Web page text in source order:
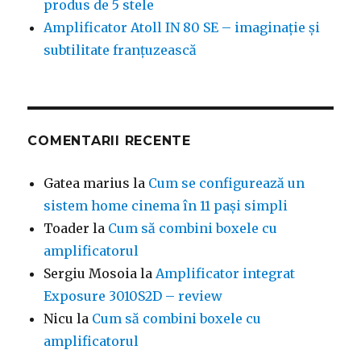
produs de 5 stele
Amplificator Atoll IN 80 SE – imaginație și
subtilitate franțuzească
COMENTARII RECENTE
Gatea marius la Cum se configurează un
sistem home cinema în 11 pași simpli
Toader la Cum să combini boxele cu
amplificatorul
Sergiu Mosoia laAmplificator integrat
Exposure 3010S2D – review
Nicu la Cum să combini boxele cu
amplificatorul